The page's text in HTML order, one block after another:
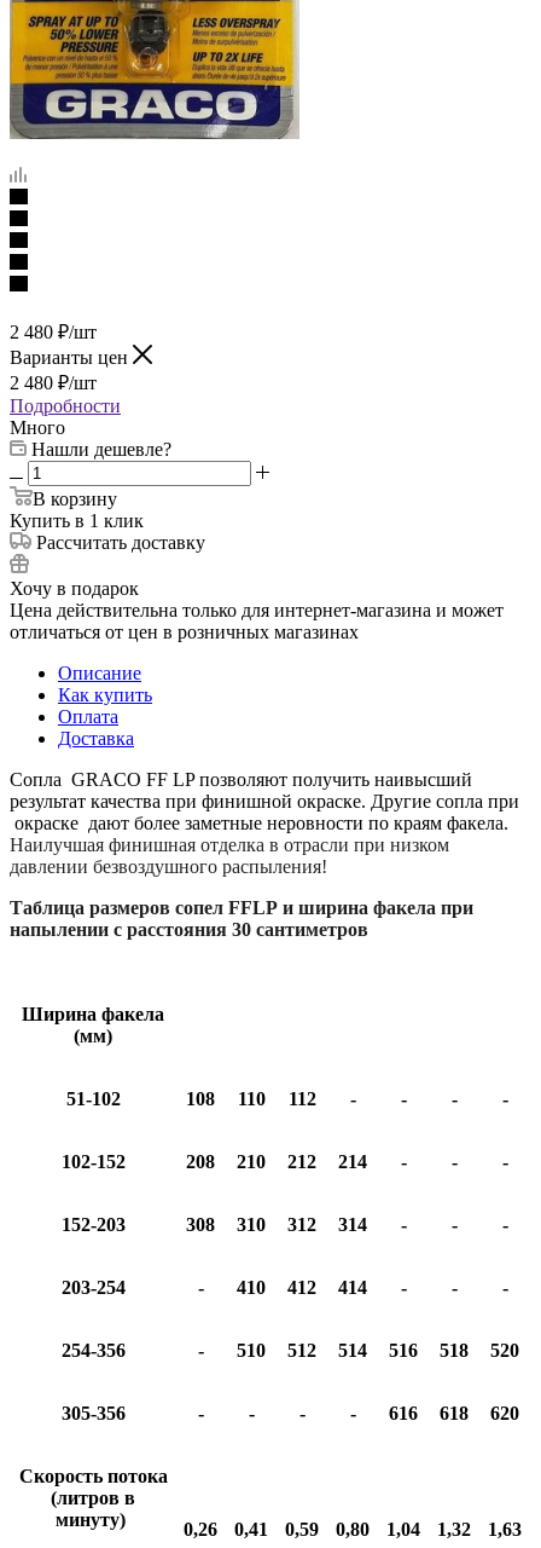
2 480 ₽/шт
Варианты цен
2 480 ₽/шт
Подробности
Много
Нашли дешевле?
В корзину
Купить в 1 клик
Рассчитать доставку
Хочу в подарок
Цена действительна только для интернет-магазина и может
отличаться от цен в розничных магазинах
Описание
Как купить
Оплата
Доставка
Сопла GRACO FF LP позволяют получить наивысший
результат качества при финишной окраске. Другие сопла при
окраске дают более заметные неровности по краям факела.
Наилучшая финишная отделка в отрасли при низком
давлении безвоздушного распыления!
Таблица размеров сопел FFLP и ширина факела при
напылении с расстояния 30 сантиметров
Ширина факела
(мм)
51-102 108 110 112 - - - -
102-152 208 210 212 214 - - -
152-203 308 310 312 314 - - -
203-254 - 410 412 414 - - -
254-356 - 510 512 514 516 518 520
305-356 - - - - 616 618 620
Скорость потока
(литров в
минуту)
0,26 0,41 0,59 0,80 1,04 1,32 1,63